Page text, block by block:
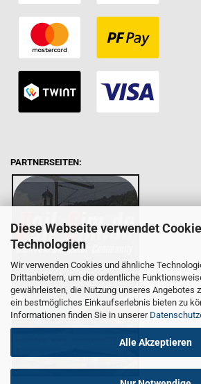
Diese Webseite verwendet
Technologien
Wir verwenden Cookies und ähnliche
Drittanbietern, um die ordentliche
gewährleisten, die Nutzung unseres Angebotes
ein bestmögliches Einkaufserlebnis bieten zu
Informationen finden Sie in unserer
Alle Akzeptieren
PARTNERSEITEN: